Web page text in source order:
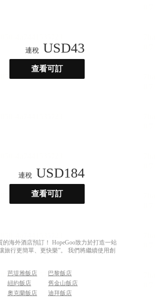
連稅 USD43
查看可訂
連稅 USD184
查看可訂
海外酒店預訂！ HopeGoo致力於打造一站
行更簡單、更快樂”。 我們將繼續使用創
芭堤雅飯店
巴黎飯店
紐約飯店
舊金山飯店
奧克蘭飯店
迪拜飯店